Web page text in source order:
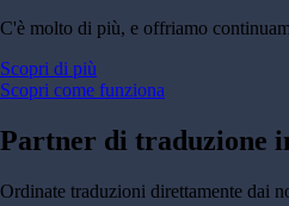
C'è molto di più, e offriamo
Scopri di più
Scopri come funziona
Partner di traduzione
Ordinate traduzioni direttamente dai